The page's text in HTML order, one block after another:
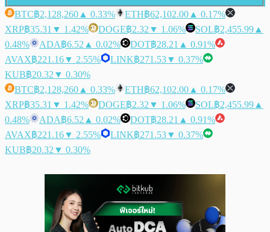
BTC฿2,128,260 ▲ 0.33% ETH฿62,102.00 ▲ 0.17%
XRP฿35.31 ▼ 1.42% DOGE฿2.32 ▼ 1.06% SOL฿2,455.99 ▲
0.48%
ADA฿6.52 ▲ 0.02% DOT฿28.21 ▲ 0.91%
AVAX฿221.16▼ 2.55% LINK฿271.53▼ 0.37%
KUB฿20.32 ▼ 0.30%
BTC฿2,128,260 ▲ 0.33% ETH฿62,102.00 ▲ 0.17%
XRP฿35.31 ▼ 1.42% DOGE฿2.32 ▼ 1.06% SOL฿2,455.99 ▲
0.48%
ADA฿6.52 ▲ 0.02% DOT฿28.21 ▲ 0.91%
AVAX฿221.16▼ 2.55% LINK฿271.53▼ 0.37%
KUB฿20.32 ▼ 0.30%